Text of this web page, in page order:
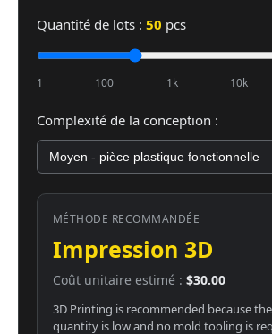
Quantité de lots : 50 pcs
1 100 1k 10k
Complexité de la conception :
MÉTHODE RECOMMANDÉE
Impression 3D
Coût unitaire estimé : $30.00
3D Printing is recommended because the
quantity is low and no mold tooling is